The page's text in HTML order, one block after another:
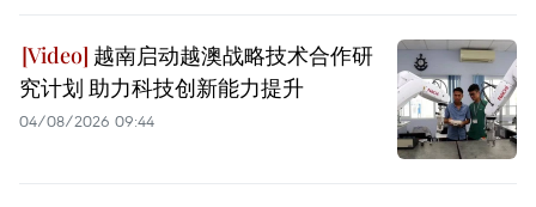
越南启动越澳战略技术合作研
究计划 助力科技创新能力提升
04/08/2026 09:44